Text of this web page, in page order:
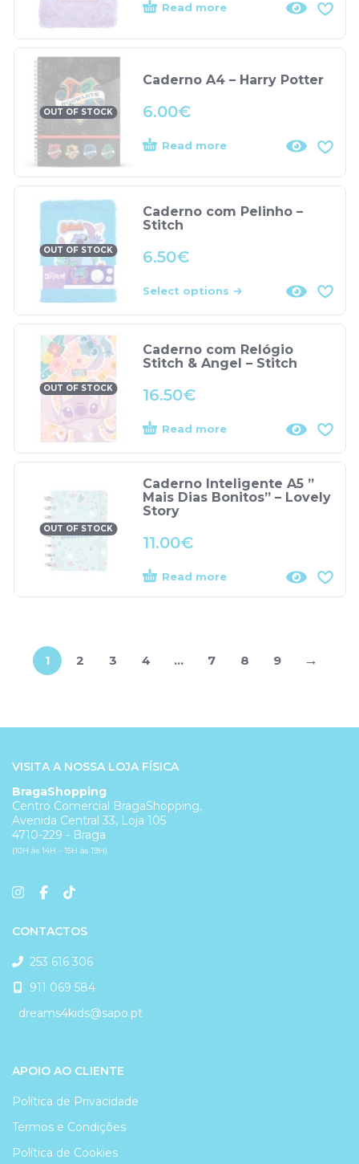
Read more
OUT OF STOCK
Caderno A4 – Harry Potter
6.00€
Read more
OUT OF STOCK
Caderno com Pelinho –
Stitch
6.50€
Select options
OUT OF STOCK
Caderno com Relógio
Stitch & Angel – Stitch
16.50€
Read more
OUT OF STOCK
Caderno Inteligente A5 ”
Mais Dias Bonitos” – Lovely
Story
11.00€
Read more
1 2 3 4 … 7 8 9 →
VISITA A NOSSA LOJA FÍSICA
BragaShopping
Centro Comercial BragaShopping,
Avenida Central 33, Loja 105
4710-229 - Braga
(10H às 14H - 15H às 19H)
CONTACTOS
253 616 306
911 069 584
dreams4kids@sapo.pt
APOIO AO CLIENTE
Política de Privacidade
Termos e Condições
Política de Cookies